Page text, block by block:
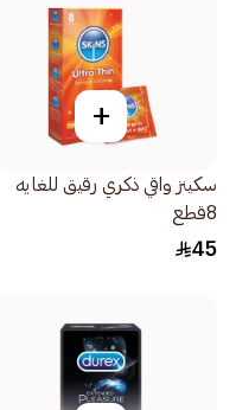
+
سكينز واقي ذكري رقيق للغايه
8قطع
45